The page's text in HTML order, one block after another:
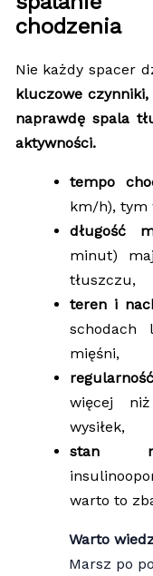
chodzenia
Nie każdy spacer
kluczowe
naprawdę spala
aktywności.
tempo
km/h), tym
długość
minut)
tłuszczu,
teren i
mięśni,
więcej
wysiłek,
stan
warto to
Warto
Marsz po